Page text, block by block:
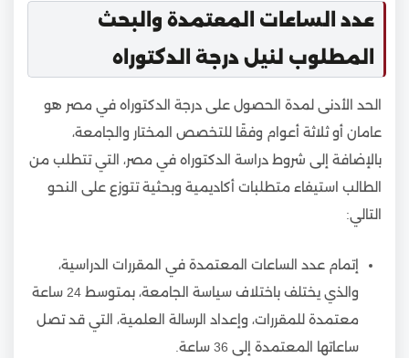
عدد الساعات المعتمدة والبحث
المطلوب لنيل درجة الدكتوراه
الحد الأدنى لمدة الحصول على درجة الدكتوراه في مصر هو
عامان أو ثلاثة أعوام وفقًا للتخصص المختار والجامعة،
بالإضافة إلى شروط دراسة الدكتوراه في مصر، التي تتطلب من
الطالب استيفاء متطلبات أكاديمية وبحثية تتوزع على النحو
التالي:
إتمام عدد الساعات المعتمدة في المقررات الدراسية،
والذي يختلف باختلاف سياسة الجامعة، بمتوسط 24 ساعة
معتمدة للمقررات، وإعداد الرسالة العلمية، التي قد تصل
ساعاتها المعتمدة إلى 36 ساعة.